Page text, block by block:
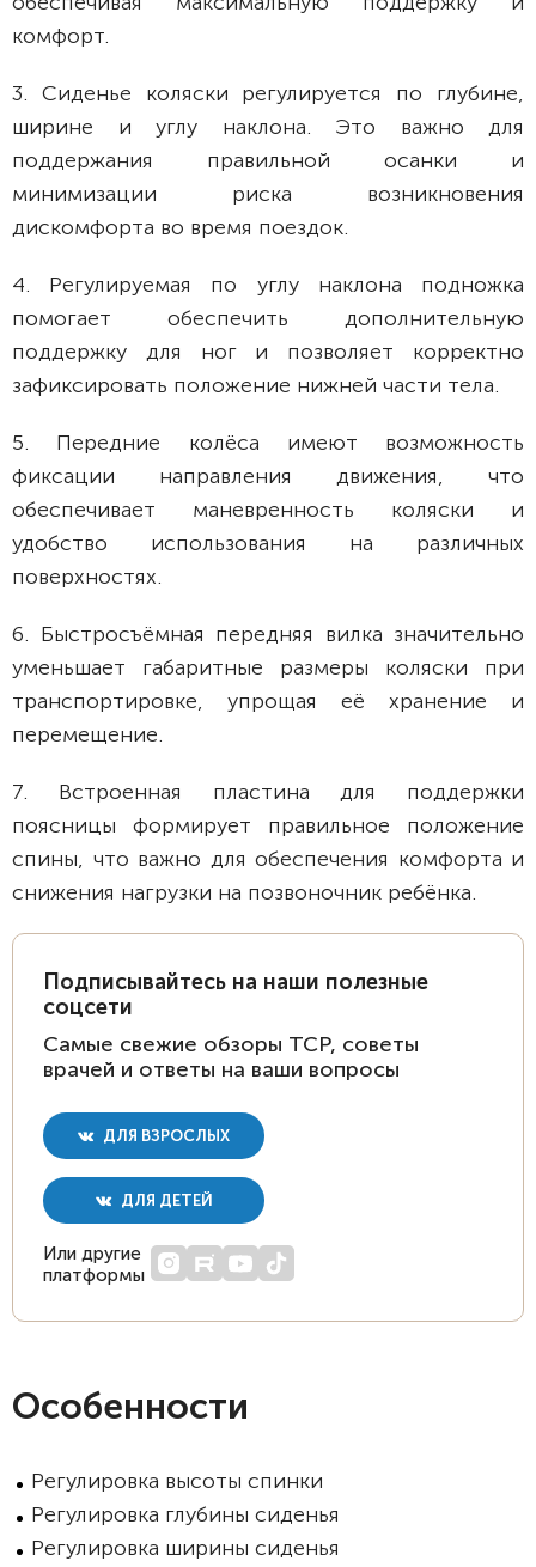
комфорт.
3. Сиденье коляски регулируется по глубине,
ширине и углу наклона. Это важно для
поддержания правильной осанки и
минимизации риска возникновения
дискомфорта во время поездок.
4. Регулируемая по углу наклона подножка
помогает обеспечить дополнительную
поддержку для ног и позволяет корректно
зафиксировать положение нижней части тела.
5. Передние колёса имеют возможность
фиксации направления движения, что
обеспечивает маневренность коляски и
удобство использования на различных
поверхностях.
6. Быстросъёмная передняя вилка значительно
уменьшает габаритные размеры коляски при
транспортировке, упрощая её хранение и
перемещение.
7. Встроенная пластина для поддержки
поясницы формирует правильное положение
спины, что важно для обеспечения комфорта и
снижения нагрузки на позвоночник ребёнка.
Подписывайтесь на наши полезные
соцсети
Самые свежие обзоры ТСР, советы
врачей и ответы на ваши вопросы
ДЛЯ ВЗРОСЛЫХ
ДЛЯ ДЕТЕЙ
Или другие
платформы
Особенности
Регулировка высоты спинки
Регулировка глубины сиденья
Регулировка ширины сиденья